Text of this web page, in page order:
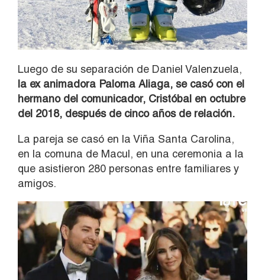
Luego de su separación de Daniel Valenzuela,
la ex animadora Paloma Aliaga, se casó con el
hermano del comunicador, Cristóbal en octubre
del 2018, después de cinco años de relación.
La pareja se casó en la Viña Santa Carolina,
en la comuna de Macul, en una ceremonia a la
que asistieron 280 personas entre familiares y
amigos.